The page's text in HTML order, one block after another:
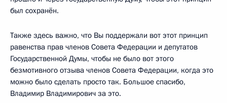
был сохранён.
Также здесь важно, что Вы поддержали вот этот принцип
равенства прав членов Совета Федерации и депутатов
Государственной Думы, чтобы не было вот этого
безмотивного отзыва членов Совета Федерации, когда это
можно было сделать просто так. Большое спасибо,
Владимир Владимирович за это.